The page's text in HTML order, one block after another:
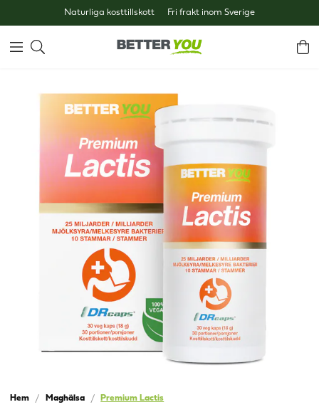
Naturliga kosttillskott Fri frakt inom Sverige
Hem Maghälsa Premium Lactis